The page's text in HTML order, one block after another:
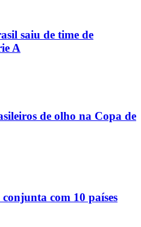
saiu de time de
A
de olho na Copa de
com 10 países